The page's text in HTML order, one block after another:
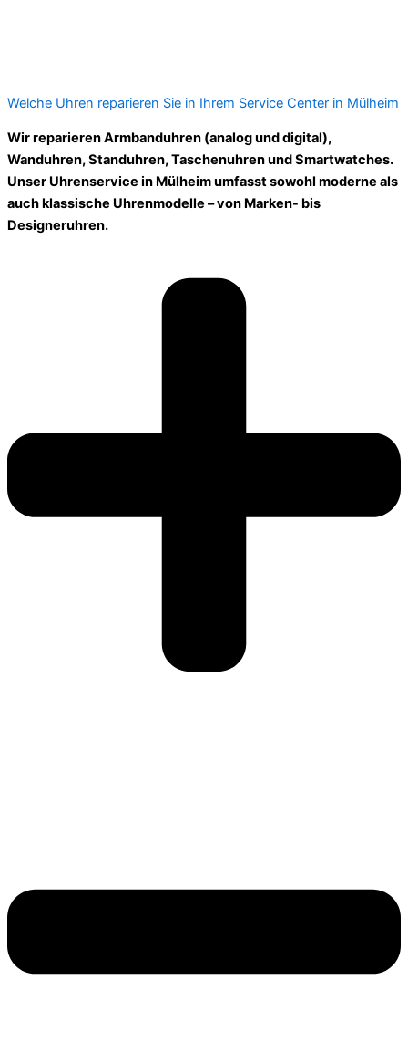
Welche Uhren reparieren Sie in Ihrem Service Center in Mülheim
Wir reparieren Armbanduhren (analog und digital),
Wanduhren, Standuhren, Taschenuhren und Smartwatches.
Unser Uhrenservice in Mülheim umfasst sowohl moderne als
auch klassische Uhrenmodelle – von Marken- bis
Designeruhren.